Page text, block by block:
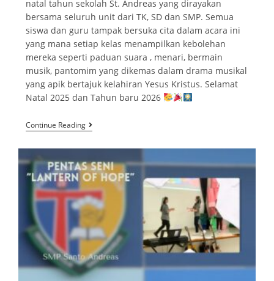
natal tahun sekolah St. Andreas yang dirayakan
bersama seluruh unit dari TK, SD dan SMP. Semua
siswa dan guru tampak bersuka cita dalam acara ini
yang mana setiap kelas menampilkan kebolehan
mereka seperti paduan suara , menari, bermain
musik, pantomim yang dikemas dalam drama musikal
yang apik bertajuk kelahiran Yesus Kristus. Selamat
Natal 2025 dan Tahun baru 2026
Continue Reading